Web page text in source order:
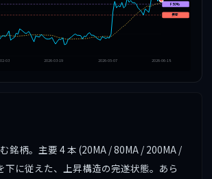
03 2026-03-19 2026-05-07 2026-06-18
押安
F50%
銘柄。主要 4 本 (20MA / 80MA / 200MA /
下に従えた、上昇構造の完遂状態。あら